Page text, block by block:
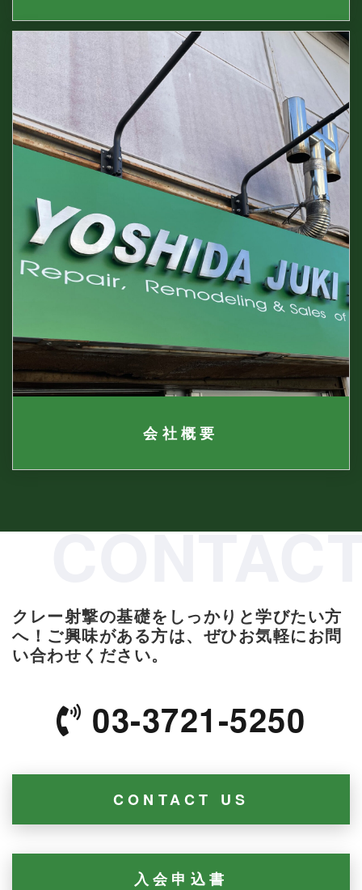
会社概要
クレー射撃の基礎をしっかりと学びたい方
へ！ ご興味がある方は、ぜひお気軽にお問
い合わせください。
03-3721-5250
CONTACT US
入会申込書